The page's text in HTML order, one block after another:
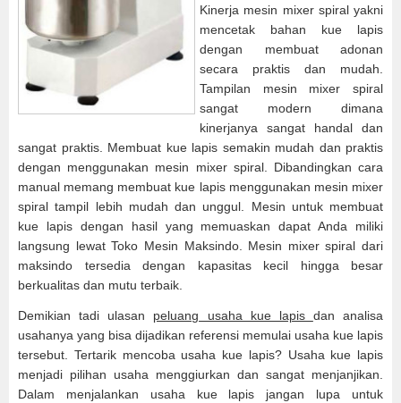
Kinerja mesin mixer spiral yakni
mencetak bahan kue lapis
dengan membuat adonan
secara praktis dan mudah.
Tampilan mesin mixer spiral
sangat modern dimana
kinerjanya sangat handal dan
sangat praktis. Membuat kue lapis semakin mudah dan praktis
dengan menggunakan mesin mixer spiral. Dibandingkan cara
manual memang membuat kue lapis menggunakan mesin mixer
spiral tampil lebih mudah dan unggul. Mesin untuk membuat
kue lapis dengan hasil yang memuaskan dapat Anda miliki
langsung lewat Toko Mesin Maksindo. Mesin mixer spiral dari
maksindo tersedia dengan kapasitas kecil hingga besar
berkualitas dan mutu terbaik.
Demikian tadi ulasan peluang usaha kue lapis dan analisa
usahanya yang bisa dijadikan referensi memulai usaha kue lapis
tersebut. Tertarik mencoba usaha kue lapis? Usaha kue lapis
menjadi pilihan usaha menggiurkan dan sangat menjanjikan.
Dalam menjalankan usaha kue lapis jangan lupa untuk